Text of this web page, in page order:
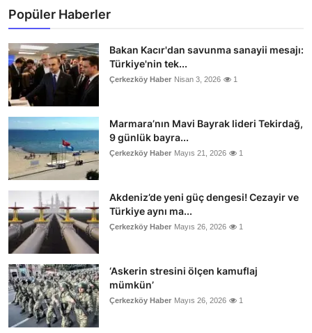
Popüler Haberler
Bakan Kacır'dan savunma sanayii mesajı:
Türkiye'nin tek...
Çerkezköy Haber Nisan 3, 2026 1
Marmara’nın Mavi Bayrak lideri Tekirdağ,
9 günlük bayra...
Çerkezköy Haber Mayıs 21, 2026 1
Akdeniz’de yeni güç dengesi! Cezayir ve
Türkiye aynı ma...
Çerkezköy Haber Mayıs 26, 2026 1
‘Askerin stresini ölçen kamuflaj
mümkün’
Çerkezköy Haber Mayıs 26, 2026 1